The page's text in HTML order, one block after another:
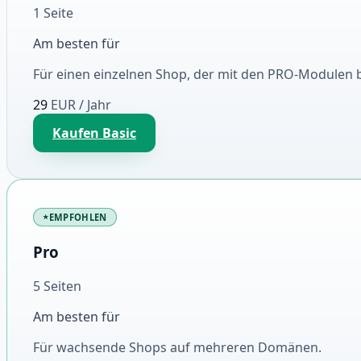
1 Seite
Am besten für
Für einen einzelnen Shop, der mit den PRO-Modulen
29 EUR/ Jahr
Kaufen Basic
EMPFOHLEN
Pro
5 Seiten
Am besten für
Für wachsende Shops auf mehreren Domänen.